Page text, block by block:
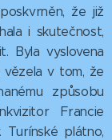
že již
i skutečnost,
Byla vyslovena
vězela v tom, že
způsobu
Francie
Turínské plátno,